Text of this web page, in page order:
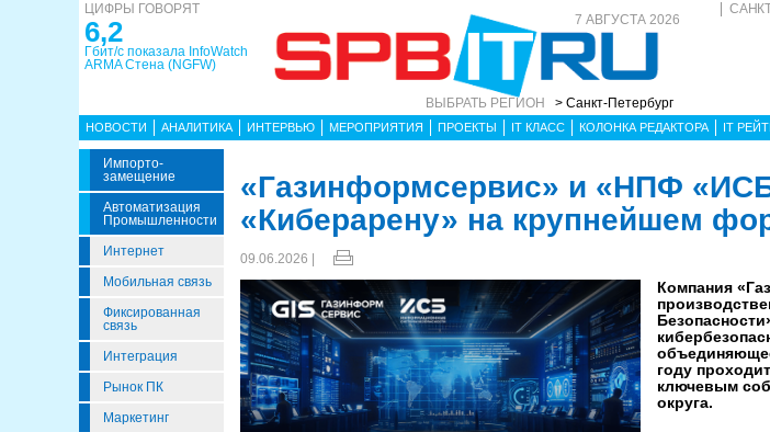
ЦИФРЫ ГОВОРЯТ
6,2
Гбит/с показала InfoWatch
ARMA Стена (NGFW)
7 АВГУСТА 2026
ВЫБРАТЬ РЕГИОН > Санкт-Петербург
НОВОСТИ АНАЛИТИКА ИНТЕРВЬЮ МЕРОПРИЯТИЯ ПРОЕКТЫ IT КЛАСС КОЛОНКА РЕДАКТОРА IT
Импорто­
Замещение
Автоматизация
Промышленности
Интернет
Мобильная связь
Фиксированная
связь
Интеграция
Рынок ПК
Маркетинг
«Газинформсервис» и «НПФ
«Киберарену» на крупнейшем
09.06.2026 |
Компания
году
ключевым
округа.